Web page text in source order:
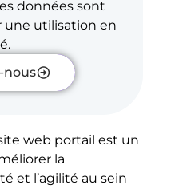
données sont
une utilisation en
nous
web portail est un
la
et l’agilité au sein